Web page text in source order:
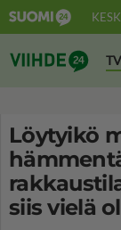
Suomi24 TV
Löytyikö
siis vielä